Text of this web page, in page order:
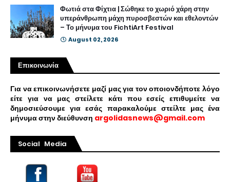
Φωτιά στα Φίχτια | Σώθηκε το χωριό χάρη στην
υπεράνθρωπη μάχη πυροσβεστών και εθελοντών
– Το μήνυμα του FichtiArt Festival
August 02, 2026
Επικοινωνία
Για να επικοινωνήσετε μαζί μας για τον οποιονδήποτε λόγο
είτε για να μας στείλετε κάτι που εσείς επιθυμείτε να
δημοσιεύσουμε για εσάς παρακαλούμε στείλτε μας ένα
μήνυμα στην διεύθυνση argolidasnews@gmail.com
Social Media